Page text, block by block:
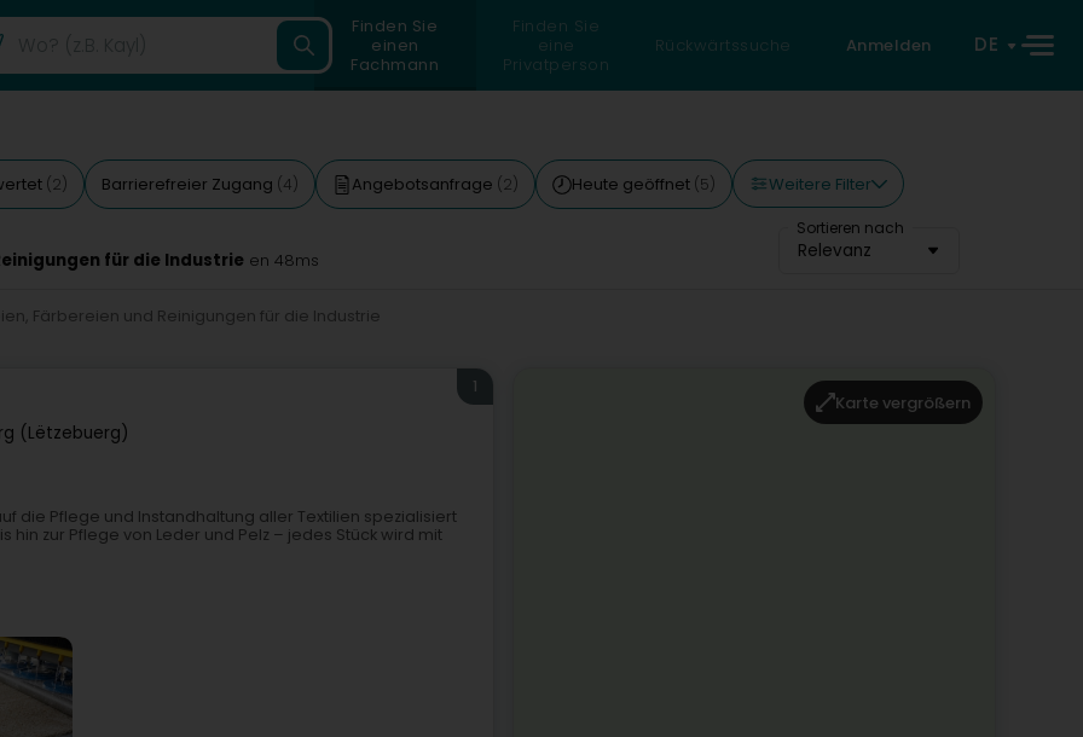
Finden Sie
einen
Fachmann
Finden Sie
eine
Privatperson
Rückwärtssuche Anmelden DE
(2) Barrierefreier Zugang (4) Angebotsanfrage (2) Heute geöffnet (5) Weitere Filter
Sortieren nach
Relevanz
für die Industrie en 48ms
Färbereien und Reinigungen für die Industrie
(Lëtzebuerg)
1
die Pflege und Instandhaltung aller Textilien spezialisiert
zur Pflege von Leder und Pelz – jedes Stück wird mit
Karte vergrößern